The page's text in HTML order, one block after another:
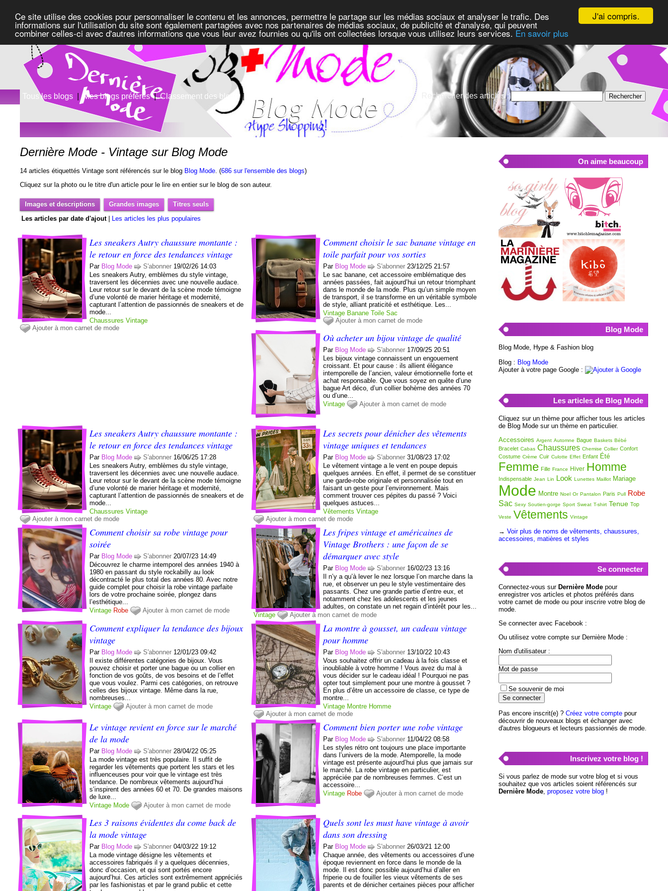
J'ai compris.
Ce site utilise des cookies pour personnaliser le contenu et les annonces, permettre le partage sur les médias sociaux et analyser le trafic. Des
informations sur l'utilisation du site sont également partagées avec nos partenaires de médias sociaux, de publicité et d'analyse, qui peuvent
combiner celles-ci avec d'autres informations que vous leur avez fournies ou qu'ils ont collectées lorsque vous utilisez leurs services. En savoir plus
Tous les blogs | Mes blogs préférés|Classement des blogs | Rechercher des articles :
Dernière Mode - Vintage sur Blog Mode
14 articles étiquettés Vintage sont référencés sur le blog Blog Mode. (686 sur l'ensemble des blogs)
Cliquez sur la photo ou le titre d'un article pour le lire en entier sur le blog de son auteur.
Images et descriptions Grandes images
Titres seuls
Les articles par date d'ajout| Les articles les plus populaires
Les sneakers Autry chaussure montante :
le retour en force des tendances vintage
Par Blog Mode S'abonner 19/02/26 14:03
Les sneakers Autry, emblèmes du style vintage,
traversent les décennies avec une nouvelle audace.
Leur retour sur le devant de la scène mode témoigne
d’une volonté de marier héritage et modernité,
capturant l’attention de passionnés de sneakers et de
mode...
Chaussures Vintage
Ajouter à mon carnet de mode
Comment choisir le sac banane vintage en
toile parfait pour vos sorties
Par Blog Mode S'abonner 23/12/25 21:57
Le sac banane, cet accessoire emblématique des
années passées, fait aujourd’hui un retour triomphant
dans le monde de la mode. Plus qu’un simple moyen
de transport, il se transforme en un véritable symbole
de style, alliant praticité et esthétique. Les...
Vintage Banane Toile Sac
Ajouter à mon carnet de mode
Où acheter un bijou vintage de qualité
Par Blog Mode S'abonner 17/09/25 20:51
Les bijoux vintage connaissent un engouement
croissant. Et pour cause : ils allient élégance
intemporelle de l’ancien, valeur émotionnelle forte et
achat responsable. Que vous soyez en quête d’une
bague Art déco, d’un collier bohème des années 70
ou d’une...
Vintage
Ajouter à mon carnet de mode
Les sneakers Autry chaussure montante :
le retour en force des tendances vintage
Par Blog Mode S'abonner 16/06/25 17:28
Les sneakers Autry, emblèmes du style vintage,
traversent les décennies avec une nouvelle audace.
Leur retour sur le devant de la scène mode témoigne
d’une volonté de marier héritage et modernité,
capturant l’attention de passionnés de sneakers et de
mode...
Chaussures Vintage
Ajouter à mon carnet de mode
Les secrets pour dénicher des vêtements
vintage uniques et tendances
Par Blog Mode S'abonner 31/08/23 17:02
Le vêtement vintage a le vent en poupe depuis
quelques années. En effet, il permet de se constituer
une garde-robe originale et personnalisée tout en
faisant un geste pour l’environnement. Mais
comment trouver ces pépites du passé ? Voici
quelques astuces...
Vêtements Vintage
Ajouter à mon carnet de mode
Comment choisir sa robe vintage pour
soirée
Par Blog Mode S'abonner 20/07/23 14:49
Découvrez le charme intemporel des années 1940 à
1980 en passant du style rockabilly au look
décontracté le plus total des années 80. Avec notre
guide complet pour choisir la robe vintage parfaite
lors de votre prochaine soirée, plongez dans
l’esthétique...
Vintage Robe Ajouter à mon carnet de mode
Les fripes vintage et américaines de
Vintage Brothers : une façon de se
démarquer avec style
Par Blog Mode S'abonner 16/02/23 13:16
Il n’y a qu’à lever le nez lorsque l’on marche dans la
rue, et observer un peu le style vestimentaire des
passants. Chez une grande partie d’entre eux, et
notamment chez les adolescents et les jeunes
adultes, on constate un net regain d’intérêt pour les...
Vintage
Ajouter à mon carnet de mode
Comment expliquer la tendance des bijoux
vintage
Par Blog Mode S'abonner 12/01/23 09:42
Il existe différentes catégories de bijoux. Vous
pouvez choisir et porter une bague ou un collier en
fonction de vos goûts, de vos besoins et de l’effet
que vous voulez. Parmi ces catégories, on retrouve
celles des bijoux vintage. Même dans la rue,
nombreuses...
Vintage
Ajouter à mon carnet de mode
La montre à gousset, un cadeau vintage
pour homme
Par Blog Mode S'abonner 13/10/22 10:43
Vous souhaitez offrir un cadeau à la fois classe et
inoubliable à votre homme ! Vous avez du mal à
vous décider sur le cadeau idéal ! Pourquoi ne pas
opter tout simplement pour une montre à gousset ?
En plus d’être un accessoire de classe, ce type de
montre...
Vintage Montre Homme
Ajouter à mon carnet de mode
Le vintage revient en force sur le marché
de la mode
Par Blog Mode S'abonner 28/04/22 05:25
La mode vintage est très populaire. Il suffit de
regarder les vêtements que portent les stars et les
influenceuses pour voir que le vintage est très
tendance. De nombreux vêtements aujourd’hui
s’inspirent des années 60 et 70. De grandes maisons
de luxe...
Vintage Mode Ajouter à mon carnet de mode
Comment bien porter une robe vintage
Par Blog Mode S'abonner 11/04/22 08:58
Les styles rétro ont toujours une place importante
dans l’univers de la mode. Atemporelle, la mode
vintage est présente aujourd’hui plus que jamais sur
le marché. La robe vintage en particulier, est
appréciée par de nombreuses femmes. C’est un
accessoire...
Vintage Robe Ajouter à mon carnet de mode
Les 3 raisons évidentes du come back de
la mode vintage
Par Blog Mode S'abonner 04/03/22 19:12
La mode vintage désigne les vêtements et
accessoires fabriqués il y a quelques décennies,
donc d’occasion, et qui sont portés encore
aujourd’hui. Ces articles sont extrêmement appréciés
par les fashionistas et par le grand public et cette
Quels sont les must have vintage à avoir
dans son dressing
Par Blog Mode S'abonner 26/03/21 12:00
Chaque année, des vêtements ou accessoires d’une
époque reviennent en force dans le monde de la
mode. Il est donc possible aujourd’hui d’aller en
friperie ou de fouiller les vieux vêtements de ses
parents et de dénicher certaines pièces pour afficher
On aime beaucoup
Blog Mode
Blog Mode, Hype & Fashion blog
Blog : Blog Mode
Ajouter à votre page Google :
Les articles de Blog Mode
Cliquez sur un thème pour afficher tous les articles
de Blog Mode sur un thème en particulier.
Accessoires Argent Automne Bague Baskets Bébé
Bracelet Cabas Chaussures Chemise Collier Confort
Costume Crème Cuir Culotte Effet Enfant Été
Femme Fille France Hiver Homme
Indispensable Jean Lin Look Lunettes Maillot Mariage
Mode Montre Noel Or Pantalon Paris Pull Robe
Sac Sexy Soutien-gorge Sport Sweat T-shirt Tenue Top
Veste Vêtements Vintage
→ Voir plus de noms de vêtements, chaussures,
accessoires, matières et styles
Se connecter
Connectez-vous sur Dernière Modepour
enregistrer vos articles et photos préférés dans
votre carnet de mode ou pour inscrire votre blog de
mode.
Se connecter avec Facebook :
Ou utilisez votre compte sur Dernière Mode :
Nom d'utilisateur :
Mot de passe
Se souvenir de moi
Pas encore inscrit(e) ? Créez votre comptepour
découvrir de nouveaux blogs et échanger avec
d'autres blogueurs et lecteurs passionnés de mode.
Inscrivez votre blog !
Si vous parlez de mode sur votre blog et si vous
souhaitez que vos articles soient référencés sur
Dernière Mode, proposez votre blog!